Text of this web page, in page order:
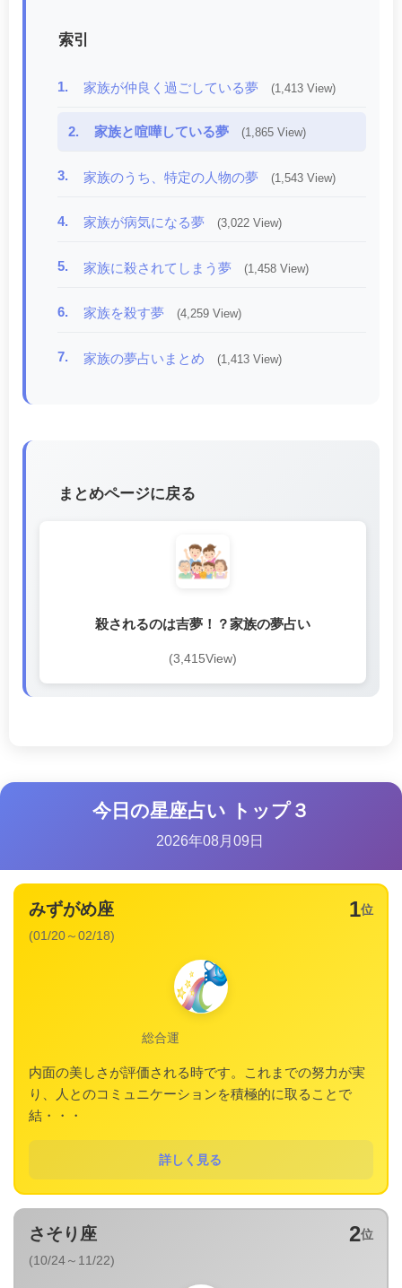
索引
1. 家族が仲良く過ごしている夢 (1,413 View)
2. 家族と喧嘩している夢 (1,865 View)
3. 家族のうち、特定の人物の夢 (1,543 View)
4. 家族が病気になる夢 (3,022 View)
5. 家族に殺されてしまう夢 (1,458 View)
6. 家族を殺す夢 (4,259 View)
7. 家族の夢占いまとめ (1,413 View)
まとめページに戻る
殺されるのは吉夢！？家族の夢占い
(3,415View)
今日の星座占い トップ３
2026年08月09日
1位
みずがめ座
(01/20～02/18)
総合運
内面の美しさが評価される時です。これまでの努力が実
り、人とのコミュニケーションを積極的に取ることで
結・・・
詳しく見る
2位
さそり座
(10/24～11/22)